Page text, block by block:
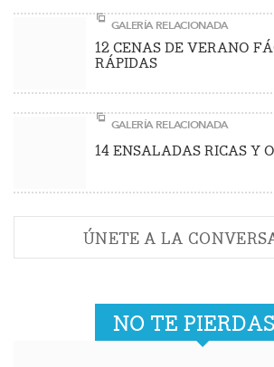
GALERÍA RELACIONADA
12 CENAS DE VERANO
RÁPIDAS
GALERÍA RELACIONADA
14 ENSALADAS RICAS Y
ÚNETE A LA
NO TE